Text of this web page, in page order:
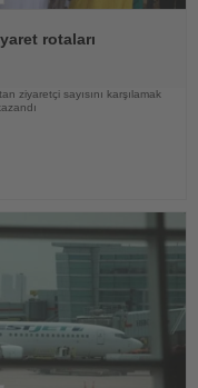
rotaları
ziyaretçi sayısını karşılamak